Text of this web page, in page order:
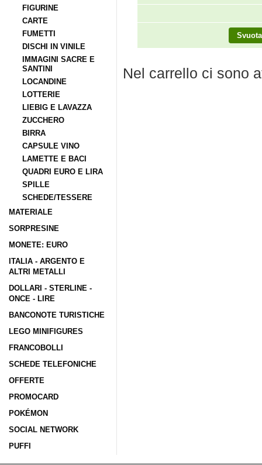
FIGURINE
CARTE
FUMETTI
DISCHI IN VINILE
IMMAGINI SACRE E
SANTINI
LOCANDINE
LOTTERIE
LIEBIG E LAVAZZA
ZUCCHERO
BIRRA
CAPSULE VINO
LAMETTE E BACI
QUADRI EURO E LIRA
SPILLE
SCHEDE/TESSERE
MATERIALE
SORPRESINE
MONETE: EURO
ITALIA - ARGENTO E
ALTRI METALLI
DOLLARI - STERLINE -
ONCE - LIRE
BANCONOTE TURISTICHE
LEGO MINIFIGURES
FRANCOBOLLI
SCHEDE TELEFONICHE
OFFERTE
PROMOCARD
POKÉMON
SOCIAL NETWORK
PUFFI
Nel carrello ci sono